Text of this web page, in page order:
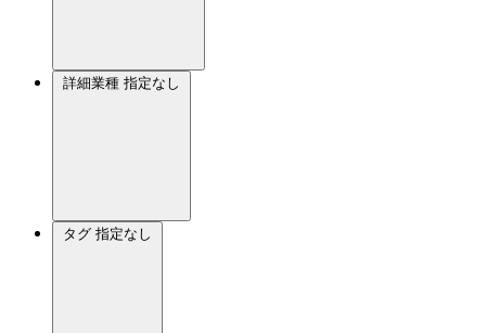
詳細業種 指定なし
タグ 指定なし